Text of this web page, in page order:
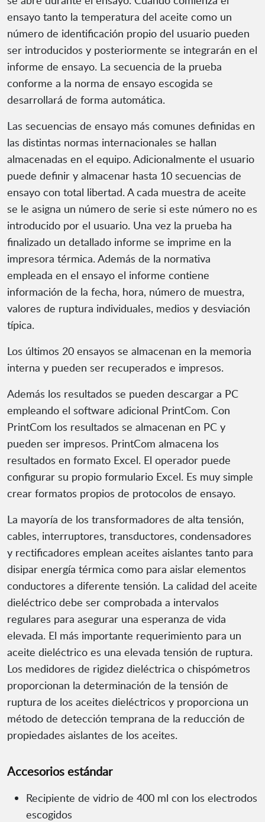
ensayo tanto la temperatura del aceite como un
número de identificación propio del usuario pueden
ser introducidos y posteriormente se integrarán en el
informe de ensayo. La secuencia de la prueba
conforme a la norma de ensayo escogida se
desarrollará de forma automática.
Las secuencias de ensayo más comunes definidas en
las distintas normas internacionales se hallan
almacenadas en el equipo. Adicionalmente el usuario
puede definir y almacenar hasta 10 secuencias de
ensayo con total libertad. A cada muestra de aceite
se le asigna un número de serie si este número no es
introducido por el usuario. Una vez la prueba ha
finalizado un detallado informe se imprime en la
impresora térmica. Además de la normativa
empleada en el ensayo el informe contiene
información de la fecha, hora, número de muestra,
valores de ruptura individuales, medios y desviación
típica.
Los últimos 20 ensayos se almacenan en la memoria
interna y pueden ser recuperados e impresos.
Además los resultados se pueden descargar a PC
empleando el software adicional PrintCom. Con
PrintCom los resultados se almacenan en PC y
pueden ser impresos. PrintCom almacena los
resultados en formato Excel. El operador puede
configurar su propio formulario Excel. Es muy simple
crear formatos propios de protocolos de ensayo.
La mayoría de los transformadores de alta tensión,
cables, interruptores, transductores, condensadores
y rectificadores emplean aceites aislantes tanto para
disipar energía térmica como para aislar elementos
conductores a diferente tensión. La calidad del aceite
dieléctrico debe ser comprobada a intervalos
regulares para asegurar una esperanza de vida
elevada. El más importante requerimiento para un
aceite dieléctrico es una elevada tensión de ruptura.
Los medidores de rigidez dieléctrica o chispómetros
proporcionan la determinación de la tensión de
ruptura de los aceites dieléctricos y proporciona un
método de detección temprana de la reducción de
propiedades aislantes de los aceites.
Accesorios estándar
Recipiente de vidrio de 400 ml con los electrodos
escogidos